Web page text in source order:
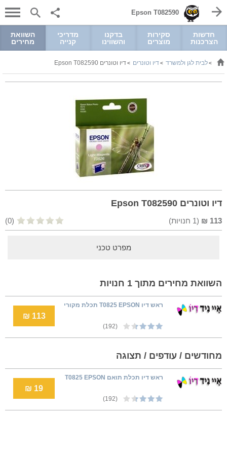
Epson T082590
חדשות
הצרכנות
סקירות
מוצרים
בדקנו
והשווינו
מדריכי
קנייה
השוואת
מחירים
>לבית לגן ולמשרד >דיו וטונרים >דיו וטונרים Epson T082590
דיו וטונרים Epson T082590
113
₪
(
1 חנויות) (0)
מפרט טכני
השוואת מחירים מתוך 1 חנויות
ראש דיו T0825 EPSON תכלת מקורי
(192)
113 ₪
מחודשים / עודפים / תצוגה
ראש דיו תכלת תואם T0825 EPSON
(192)
19 ₪